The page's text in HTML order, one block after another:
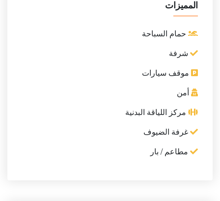
المميزات
حمام السباحة
شرفة
موقف سيارات
أمن
مركز اللياقة البدنية
غرفة الضيوف
مطاعم / بار